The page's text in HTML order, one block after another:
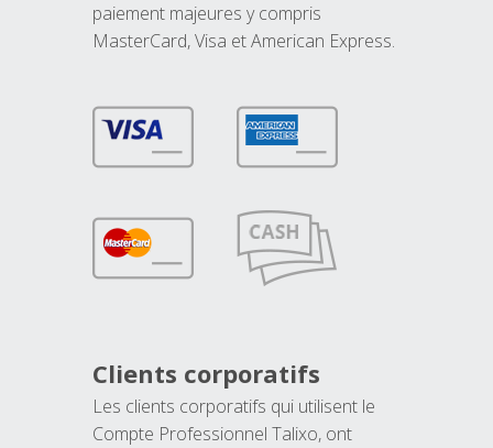
paiement majeures y compris
MasterCard, Visa et American Express.
Clients corporatifs
Les clients corporatifs qui utilisent le
Compte Professionnel Talixo, ont